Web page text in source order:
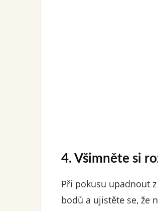
4. Všimněte si
Při pokusu upadnout
bodů a ujistěte se, že